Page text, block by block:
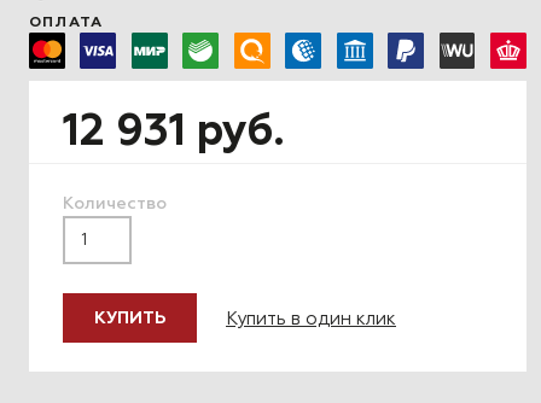
ОПЛАТА
12 931 руб.
Количество
КУПИТЬ Купить в один клик